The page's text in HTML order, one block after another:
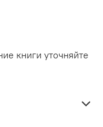
книги уточняйте